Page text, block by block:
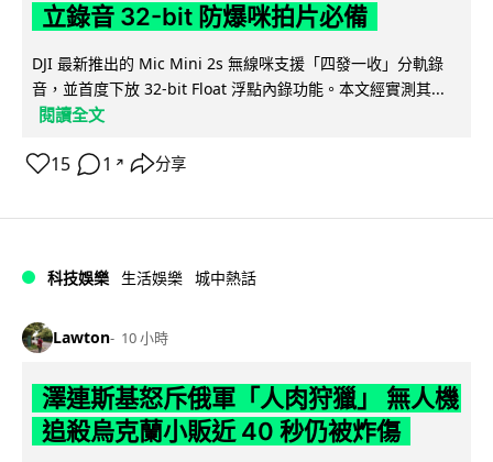
立錄音 32-bit 防爆咪拍片必備
DJI 最新推出的 Mic Mini 2s 無線咪支援「四發一收」分軌錄
音，並首度下放 32-bit Float 浮點內錄功能。本文經實測其...
閱讀全文
15 1 ↗ 分享
科技娛樂 生活娛樂 城中熱話
Lawton 10 小時
澤連斯基怒斥俄軍「人肉狩獵」 無人機
追殺烏克蘭小販近 40 秒仍被炸傷